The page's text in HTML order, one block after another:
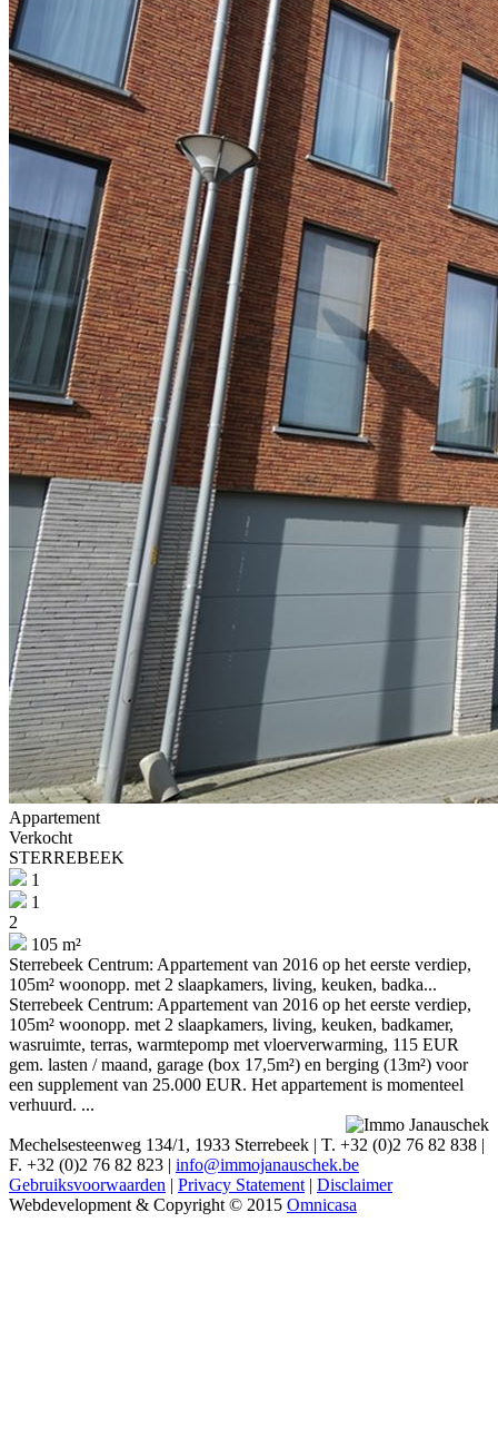
Appartement
Verkocht
STERREBEEK
1
1
2
105 m²
Sterrebeek Centrum: Appartement van 2016 op het eerste verdiep,
105m² woonopp. met 2 slaapkamers, living, keuken, badka...
Sterrebeek Centrum: Appartement van 2016 op het eerste verdiep,
105m² woonopp. met 2 slaapkamers, living, keuken, badkamer,
wasruimte, terras, warmtepomp met vloerverwarming, 115 EUR
gem. lasten / maand, garage (box 17,5m²) en berging (13m²) voor
een supplement van 25.000 EUR. Het appartement is momenteel
verhuurd. ...
Mechelsesteenweg 134/1, 1933 Sterrebeek | T. +32 (0)2 76 82 838 |
F. +32 (0)2 76 82 823 | info@immojanauschek.be
Gebruiksvoorwaarden | Privacy Statement | Disclaimer
Webdevelopment & Copyright © 2015 Omnicasa